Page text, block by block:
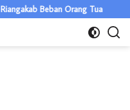
Beban Orang Tua